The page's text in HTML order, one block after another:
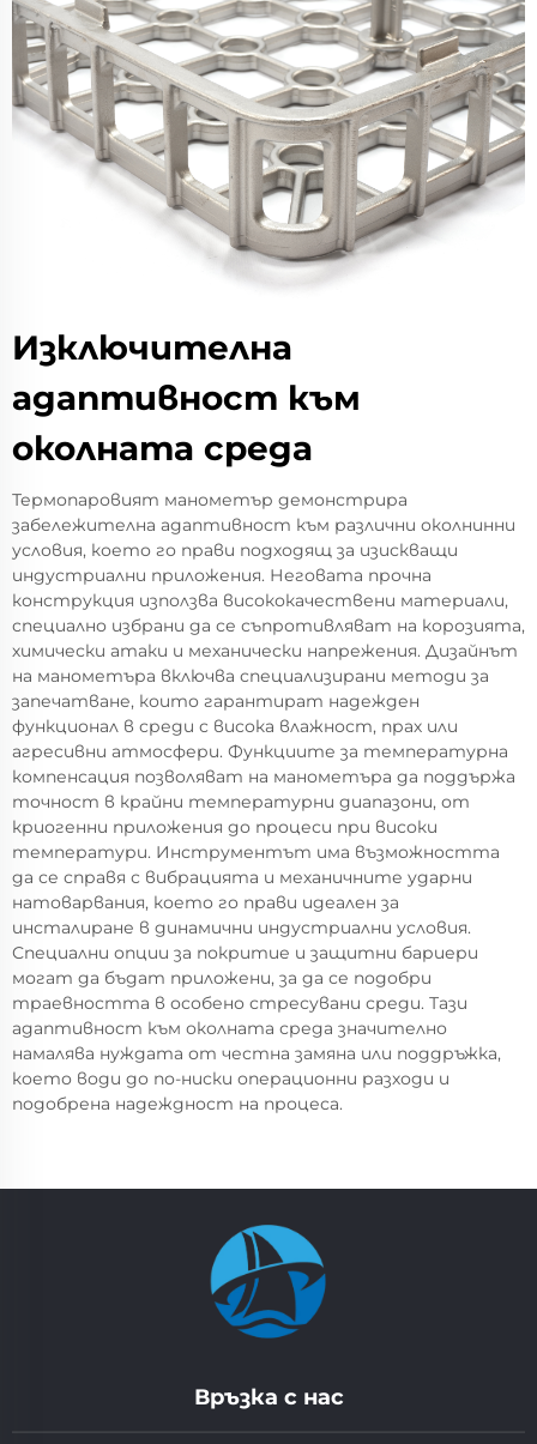
Изключителна
адаптивност към
околната среда
Термопаровият манометър демонстрира
забележителна адаптивност към различни околнинни
условия, което го прави подходящ за изискващи
индустриални приложения. Неговата прочна
конструкция използва висококачествени материали,
специално избрани да се съпротивляват на корозията,
химически атаки и механически напрежения. Дизайнът
на манометъра включва специализирани методи за
запечатване, които гарантират надежден
функционал в среди с висока влажност, прах или
агресивни атмосфери. Функциите за температурна
компенсация позволяват на манометъра да поддържа
точност в крайни температурни диапазони, от
криогенни приложения до процеси при високи
температури. Инструментът има възможността
да се справя с вибрацията и механичните ударни
натоварвания, което го прави идеален за
инсталиране в динамични индустриални условия.
Специални опции за покритие и защитни бариери
могат да бъдат приложени, за да се подобри
траевността в особено стресувани среди. Тази
адаптивност към околната среда значително
намалява нуждата от честна замяна или поддръжка,
което води до по-ниски операционни разходи и
подобрена надеждност на процеса.
Връзка с нас